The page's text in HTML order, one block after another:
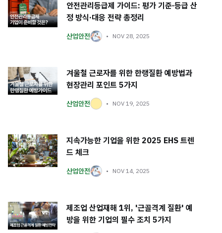
안전관리등급제 가이드: 평가 기준·등급 산
정 방식·대응 전략 총정리
산업안전 NOV 28, 2025
겨울철 근로자를 위한 한랭질환 예방법과
현장관리 포인트 5가지
산업안전 NOV 19, 2025
지속가능한 기업을 위한 2025 EHS 트렌
드 체크
산업안전 NOV 14, 2025
제조업 산업재해 1위, '근골격계 질환' 예
방을 위한 기업의 필수 조치 5가지